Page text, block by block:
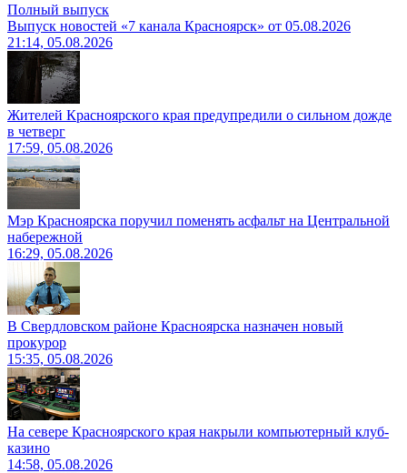
Полный выпуск
Выпуск новостей «7 канала Красноярск» от 05.08.2026
21:14, 05.08.2026
Жителей Красноярского края предупредили о сильном дожде
в четверг
17:59, 05.08.2026
Мэр Красноярска поручил поменять асфальт на Центральной
набережной
16:29, 05.08.2026
В Свердловском районе Красноярска назначен новый
прокурор
15:35, 05.08.2026
На севере Красноярского края накрыли компьютерный клуб-
казино
14:58, 05.08.2026